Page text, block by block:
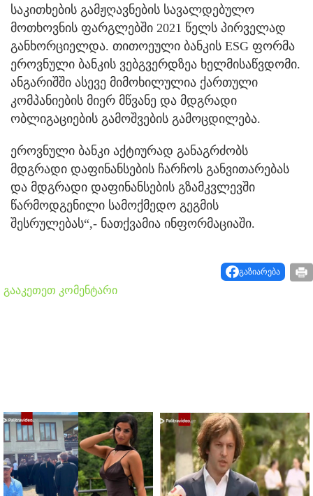
საკითხების გამჟღავნების სავალდებულო
მოთხოვნის ფარგლებში 2021 წელს პირველად
განხორციელდა. თითოეული ბანკის ESG ფორმა
ეროვნული ბანკის ვებგვერდზეა ხელმისაწვდომი.
ანგარიშში ასევე მიმოხილულია ქართული
კომპანიების მიერ მწვანე და მდგრადი
ობლიგაციების გამოშვების გამოცდილება.
ეროვნული ბანკი აქტიურად განაგრძობს
მდგრადი დაფინანსების ჩარჩოს განვითარებას
და მდგრადი დაფინანსების გზამკვლევში
წარმოდგენილი სამოქმედო გეგმის
შესრულებას“,- ნათქვამია ინფორმაციაში.
გაზიარება
გააკეთეთ კომენტარი